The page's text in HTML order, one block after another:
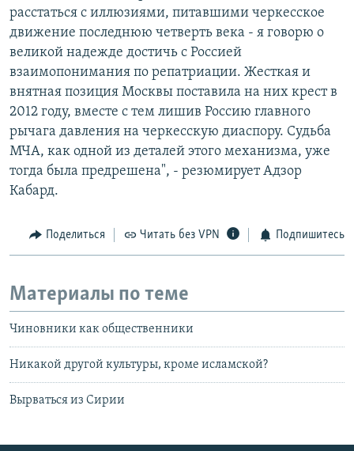
расстаться с иллюзиями, питавшими черкесское
движение последнюю четверть века - я говорю о
великой надежде достичь с Россией
взаимопонимания по репатриации. Жесткая и
внятная позиция Москвы поставила на них крест в
2012 году, вместе с тем лишив Россию главного
рычага давления на черкесскую диаспору. Судьба
МЧА, как одной из деталей этого механизма, уже
тогда была предрешена", - резюмирует Адзор
Кабард.
Поделиться Читать без VPN Подпишитесь
Материалы по теме
Чиновники как общественники
Никакой другой культуры, кроме исламской?
Вырваться из Сирии